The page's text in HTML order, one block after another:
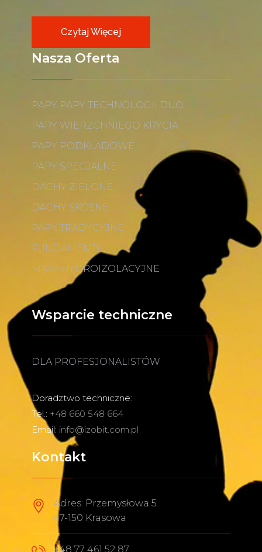
Czytaj Więcej
Nasza Oferta
PAPY PAPY TECHNOLOGII DUO
PAPY WIERZCHNIEGO KRYCIA
PAPY PODKŁADOWE
PAPY SPECJALNE
DACHY ZIELONE
DACHY SKOŚNE
PAPY TRADYCYJNE
FUNDAMENTY
MASY HYDROIZOLACYJNE
Wsparcie techniczne
DLA PROFESJONALISTÓW
Doradztwo techniczne:
Tel.: +48 660 548 664
Email: info@izobit.com.pl
Kontakt
Adres: Przemysłowa 5
47-150 Krasowa
+48 77 461 52 87